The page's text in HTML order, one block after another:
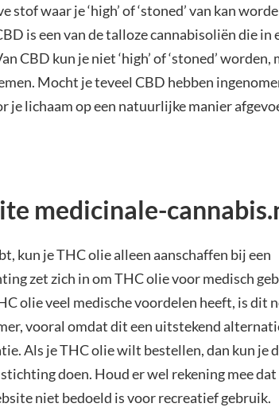
stof waar je ‘high’ of ‘stoned’ van kan
is een van de talloze cannabisoliën die in
CBD kun je niet ‘high’ of ‘stoned’ worden,
Mocht je teveel CBD hebben
je lichaam op een natuurlijke manier
medicinale-
kun je THC olie alleen aanschaffen bij een
zet zich in om THC olie voor medisch
olie veel medische voordelen heeft, is dit
vooral omdat dit een uitstekend
Als je THC olie wilt bestellen, dan kun je
doen. Houd er wel rekening mee dat
niet bedoeld is voor recreatief gebruik.